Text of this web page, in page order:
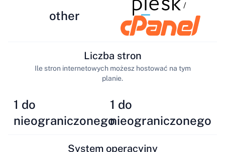
other
/
1 do
nieograniczonego
Liczba stron
Ile stron internetowych możesz hostować na tym
planie.
1 do
nieograniczonego
System operacyjny